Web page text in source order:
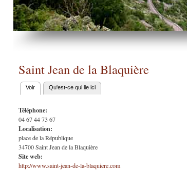
Saint Jean de la Blaquière
Onglets
principaux
Voir (onglet actif)
Qu'est-ce qui lie ici
Téléphone:
04 67 44 73 67
Localisation:
place de la République
34700Saint Jean de la Blaquière
Site web:
http://www.saint-jean-de-la-blaquiere.com